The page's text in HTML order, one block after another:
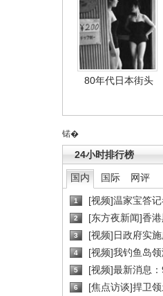
80年代日本街头
锘�
24小时排行榜
国内 国际 网评
1 [视频]温家宝答
2 [东方夜新闻]香港
3 [视频]日政府实施
4 [视频]我钓鱼岛领
5 [视频]最新消息：
6 [焦点访谈]捍卫领